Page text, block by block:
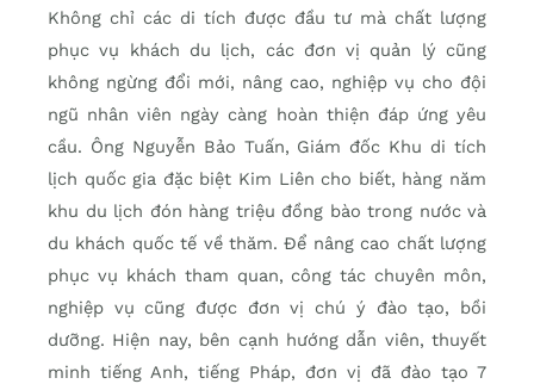
Không chỉ các di tích được đầu tư mà chất lượng
phục vụ khách du lịch, các đơn vị quản lý cũng
không ngừng đổi mới, nâng cao, nghiệp vụ cho đội
ngũ nhân viên ngày càng hoàn thiện đáp ứng yêu
cầu. Ông Nguyễn Bảo Tuấn, Giám đốc Khu di tích
lịch quốc gia đặc biệt Kim Liên cho biết, hàng năm
khu du lịch đón hàng triệu đồng bào trong nước và
du khách quốc tế về thăm. Để nâng cao chất lượng
phục vụ khách tham quan, công tác chuyên môn,
nghiệp vụ cũng được đơn vị chú ý đào tạo, bồi
dưỡng. Hiện nay, bên cạnh hướng dẫn viên, thuyết
minh tiếng Anh, tiếng Pháp, đơn vị đã đào tạo 7